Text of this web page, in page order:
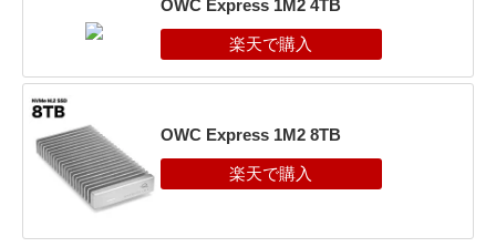
OWC Express 1M2 4TB
OWC Express 1M2 8TB